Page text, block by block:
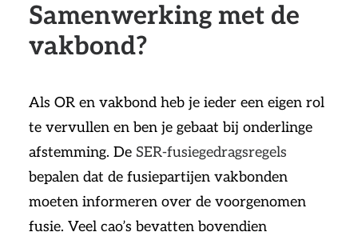
Samenwerking met de
vakbond?
Als OR en vakbond heb je ieder een eigen rol
te vervullen en ben je gebaat bij onderlinge
afstemming. De SER-fusiegedragsregels
bepalen dat de fusiepartijen vakbonden
moeten informeren over de voorgenomen
fusie. Veel cao’s bevatten bovendien